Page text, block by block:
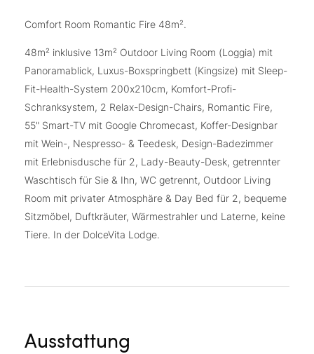
Comfort Room Romantic Fire 48m².
48m² inklusive 13m² Outdoor Living Room (Loggia) mit
Panoramablick, Luxus-Boxspringbett (Kingsize) mit Sleep-
Fit-Health-System 200x210cm, Komfort-Profi-
Schranksystem, 2 Relax-Design-Chairs, Romantic Fire,
55" Smart-TV mit Google Chromecast, Koffer-Designbar
mit Wein-, Nespresso- & Teedesk, Design-Badezimmer
mit Erlebnisdusche für 2, Lady-Beauty-Desk, getrennter
Waschtisch für Sie & Ihn, WC getrennt, Outdoor Living
Room mit privater Atmosphäre & Day Bed für 2, bequeme
Sitzmöbel, Duftkräuter, Wärmestrahler und Laterne, keine
Tiere. In der DolceVita Lodge.
Ausstattung